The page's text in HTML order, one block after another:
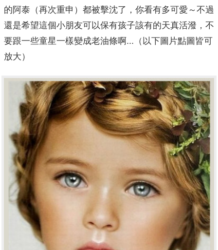
的阿泰（再次重申）都被擊沈了，你看有多可愛～不過
還是希望這個小朋友可以保有孩子該有的天真活潑，不
要跟一些童星一樣變成老油條啊...（以下圖片點圖皆可
放大）